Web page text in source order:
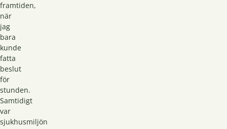
framtiden,
när
jag
bara
kunde
fatta
beslut
för
stunden.
Samtidigt
var
sjukhusmiljön